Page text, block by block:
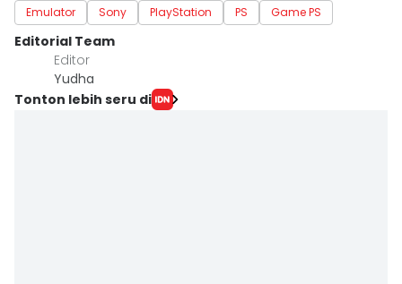
Emulator Sony PlayStation PS Game PS
Editorial Team
Editor
Yudha ‎
Tonton lebih seru di